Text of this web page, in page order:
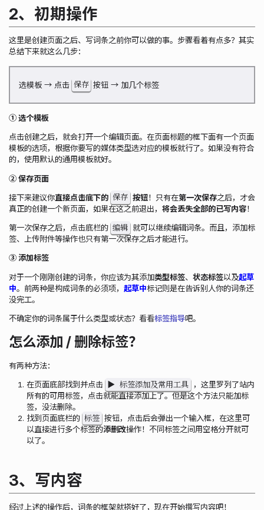
2、初期操作
这里是创建页面之后、写词条之前你可以做的事。步骤看着有点多？其实
总结下来就这么几步：
选模板 → 点击 保存 按钮 → 加几个标签
① 选个模板
点击创建之后，就会打开一个编辑页面。在页面标题的框下面有一个页面
模板的选项，根据你要写的媒体类型选对应的模板就行了。如果没有符合
的，使用默认的通用模板就好。
② 保存页面
接下来建议你直接点击底下的 保存 按钮！只有在第一次保存之后，才会
真正的创建一个新页面，如果在这之前退出， 将会丢失全部的已写内容！
第一次保存之后，点击底栏的 编辑 就可以继续编辑词条。而且，添加标
签、上传附件等操作也只有第一次保存之后才能进行。
③ 添加标签
对于一个刚刚创建的词条，你应该为其添加类型标签、 状态标签以及起草
中。前两种是构成词条的必须项， 起草中标记则是在告诉别人你的词条还
没完工。
不确定你的词条属于什么类型或状态？看看标签指导吧。
怎么添加 / 删除标签？
有两种方法：
在页面底部找到并点击 ▶ 标签添加及常用工具
，这里罗列了站内
所有的可用标签，点击就能直接添加上了。但是这个方法只能加标
签，没法删除。
找到页面底栏的 标签 按钮，点击后会弹出一个输入框，在这里可
以直接进行多个标签的添删改操作！不同标签之间用空格分开就可
以了。
3、写内容
经过上述的操作后，词条的框架就搭好了，现在开始撰写内容吧！